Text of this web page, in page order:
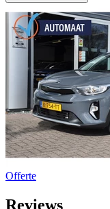
Offerte
Reviews